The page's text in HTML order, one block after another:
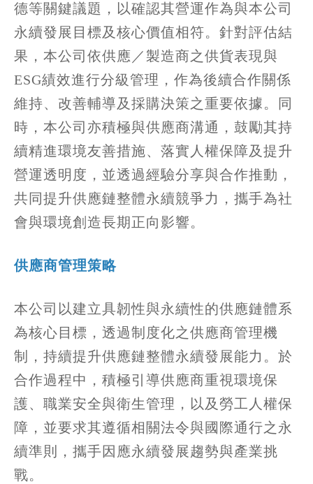
德等關鍵議題，以確認其營運作為與本公司
永續發展目標及核心價值相符。針對評估結
果，本公司依供應／製造商之供貨表現與
ESG績效進行分級管理，作為後續合作關係
維持、改善輔導及採購決策之重要依據。同
時，本公司亦積極與供應商溝通，鼓勵其持
續精進環境友善措施、落實人權保障及提升
營運透明度，並透過經驗分享與合作推動，
共同提升供應鏈整體永續競爭力，攜手為社
會與環境創造長期正向影響。
供應商管理策略
本公司以建立具韌性與永續性的供應鏈體系
為核心目標，透過制度化之供應商管理機
制，持續提升供應鏈整體永續發展能力。於
合作過程中，積極引導供應商重視環境保
護、職業安全與衛生管理，以及勞工人權保
障，並要求其遵循相關法令與國際通行之永
續準則，攜手因應永續發展趨勢與產業挑
戰。